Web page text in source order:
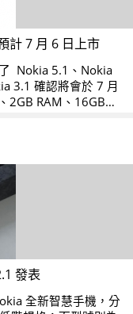
計 7 月 6 日上市
Nokia 5.1、Nokia
3.1 確認將會於 7 月
2GB RAM、16GB
發表
全新智慧手機，分